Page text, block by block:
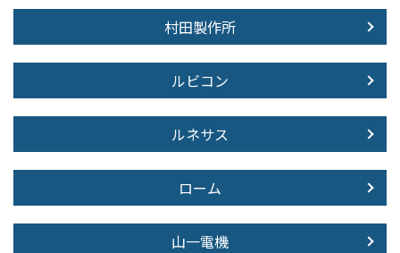
村田製作所
ルビコン
ルネサス
ローム
山一電機